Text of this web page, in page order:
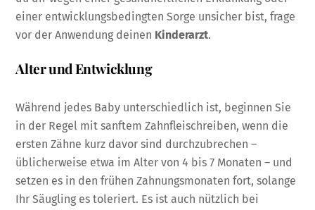
einer entwicklungsbedingten Sorge unsicher bist, frage
vor der Anwendung deinen Kinderarzt.
Alter und Entwicklung
Während jedes Baby unterschiedlich ist, beginnen Sie
in der Regel mit sanftem Zahnfleischreiben, wenn die
ersten Zähne kurz davor sind durchzubrechen –
üblicherweise etwa im Alter von 4 bis 7 Monaten – und
setzen es in den frühen Zahnungsmonaten fort, solange
Ihr Säugling es toleriert. Es ist auch nützlich bei